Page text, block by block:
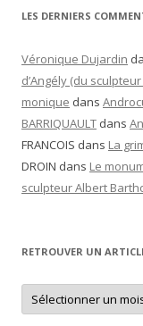
LES DERNIERS
Véronique Dujardin
d’Angély (du
monique dans
BARRIQUAULT dans
FRANCOIS dans La
DROIN dans Le
sculpteur Albert
RETROUVER UN
Retrouver
un
article